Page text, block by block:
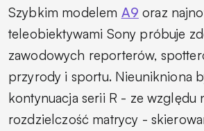
Szybkim modelem A9 oraz
teleobiektywami Sony próbuje
zawodowych reporterów,
przyrody i sportu. Nieunikniona
kontynuacja serii R - ze względu
rozdzielczość matrycy -